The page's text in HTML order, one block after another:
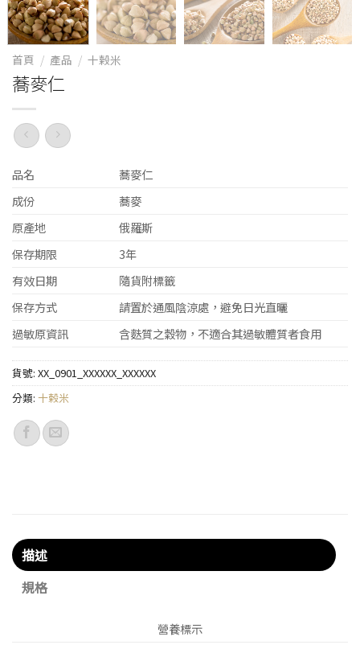
首頁 / 產品 / 十榖米
蕎麥仁
品名
蕎麥仁
成份
蕎麥
原產地
俄羅斯
保存期限
3年
有效日期
隨貨附標籤
保存方式
請置於通風陰涼處，避免日光直曬
過敏原資訊
含麩質之穀物，不適合其過敏體質者食用
貨號: XX_0901_XXXXXX_XXXXXX
分類: 十榖米
描述
規格
營養標示